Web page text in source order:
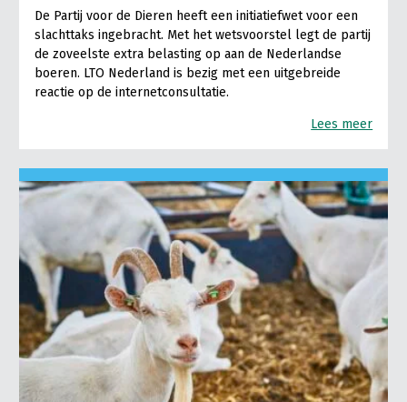
De Partij voor de Dieren heeft een initiatiefwet voor een
slachttaks ingebracht. Met het wetsvoorstel legt de partij
de zoveelste extra belasting op aan de Nederlandse
boeren. LTO Nederland is bezig met een uitgebreide
reactie op de internetconsultatie.
Lees meer